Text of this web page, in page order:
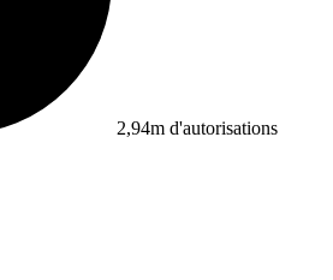
2,94m d'autorisations